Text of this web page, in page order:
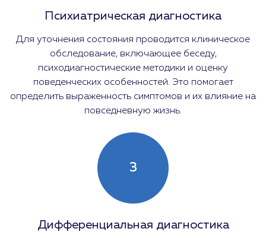
Психиатрическая диагностика
Для уточнения состояния проводится клиническое
обследование, включающее беседу,
психодиагностические методики и оценку
поведенческих особенностей. Это помогает
определить выраженность симптомов и их влияние на
повседневную жизнь.
3
Дифференциальная диагностика